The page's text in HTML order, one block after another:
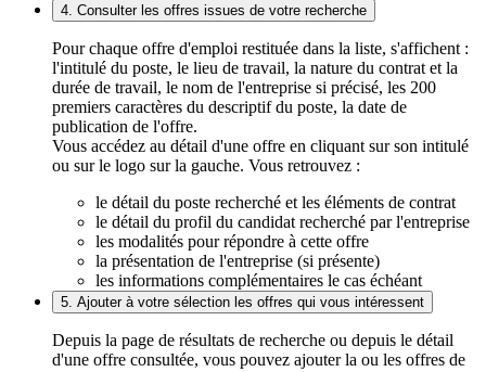
4. Consulter les offres issues de votre recherche
Pour chaque offre d'emploi restituée dans la liste, s'affichent :
l'intitulé du poste, le lieu de travail, la nature du contrat et la
durée de travail, le nom de l'entreprise si précisé, les 200
premiers caractères du descriptif du poste, la date de
publication de l'offre.
Vous accédez au détail d'une offre en cliquant sur son intitulé
ou sur le logo sur la gauche. Vous retrouvez :
le détail du poste recherché et les éléments de contrat
le détail du profil du candidat recherché par l'entreprise
les modalités pour répondre à cette offre
la présentation de l'entreprise (si présente)
les informations complémentaires le cas échéant
5. Ajouter à votre sélection les offres qui vous intéressent
Depuis la page de résultats de recherche ou depuis le détail
d'une offre consultée, vous pouvez ajouter la ou les offres de